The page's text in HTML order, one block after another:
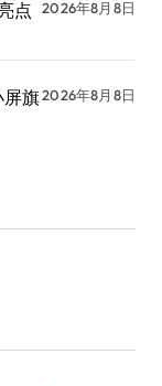
点
2026年8月8日
旗2026年8月8日